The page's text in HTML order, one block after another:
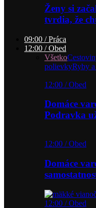
Ženy si
tvrdia, že
09:00 / Práca
12:00 / Obed
Všetko
polievkyRyby
12:00 / Obed
Domáce
Podravka
12:00 / Obed
Domáce
12:00 / Obed